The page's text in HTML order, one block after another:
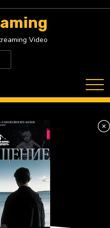
Video